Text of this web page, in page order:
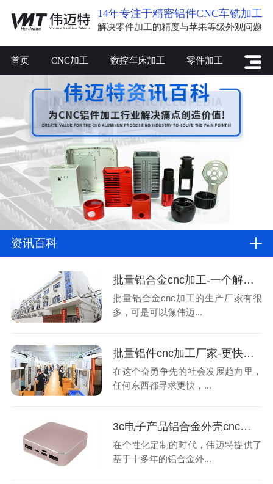
14年专注于精密铝件CNC车铣加工
解决零件加工的精度与苹果等级外观问题
首页 CNC加工 数控车床加工 零件加工
资讯百科
批量铝合金cnc加工-一个解决问题的厂家-深圳伟迈特
批量铝合金cnc加工的生产厂家有很
多，可是可以像伟迈...
批量铝件cnc加工厂家-更快并准确获得报价-深圳伟迈特
在这个奋勇争先的社会发展趋向里，
任何东西都寻求更快，...
3c电子产品铝合金外壳cnc加工的转变-深圳伟迈特
在个性化定制的时代，伟迈特提供了
基于十多年的铝合金外...